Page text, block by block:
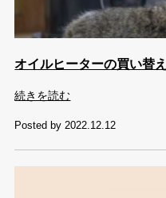
オイルヒーターの買い替
続きを読む
Posted by 2022.12.12